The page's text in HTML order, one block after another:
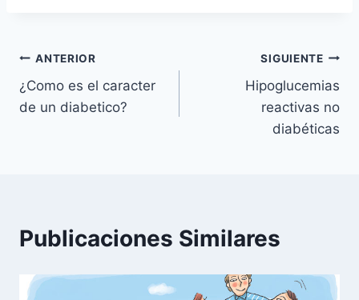
Navegación
de
ANTERIOR
¿Como es el caracter
de un diabetico?
SIGUIENTE
Hipoglucemias
reactivas no
diabéticas
Publicaciones Similares